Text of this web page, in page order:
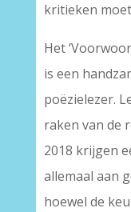
kritieken
Het
is een
poëzielezer.
raken van de
2018 krijgen
allemaal aan
hoewel de